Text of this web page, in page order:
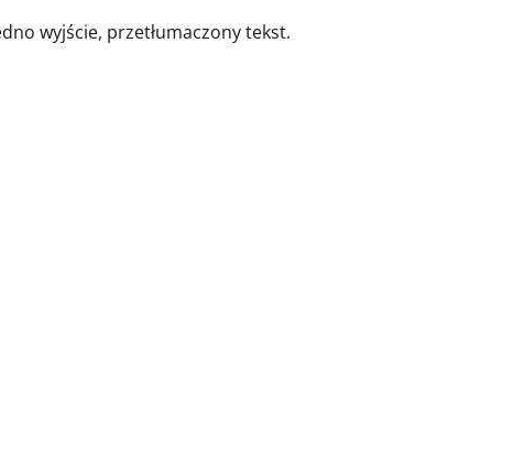
wyjście, przetłumaczony tekst.